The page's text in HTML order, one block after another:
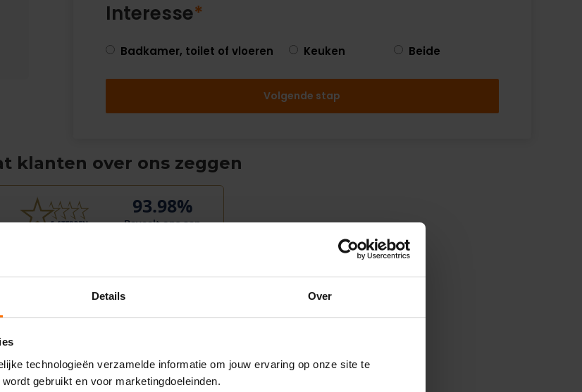
Details Over
technologieën verzamelde informatie om jouw ervaring op onze site te
gebruikt en voor marketingdoeleinden.
Interesse*
Badkamer, toilet of vloeren Keuken Beide
Volgende stap
klanten over ons zeggen
93.98%
Beveelt ons aan
verkoop. Mooie zaak met